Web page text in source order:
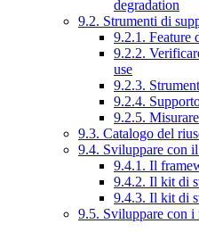
degradation
9.2. Strumenti di
9.2.1. Feature
9.2.2.
use
9.2.3.
9.2.4.
9.2.5.
9.3. Catalogo del
9.4. Sviluppare con
9.4.1. Il
9.4.2. Il kit di
9.4.3. Il kit di
9.5. Sviluppare con